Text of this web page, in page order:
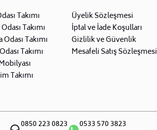
Takımı
Takımı
Takımı
Takımı
Takımı
Üyelik Sözleşmesi
İptal ve İade Koşulları
Gizlilik ve Güvenlik
Mesafeli Satış Sözleşmesi
0850 223 0823
0533 570 3823